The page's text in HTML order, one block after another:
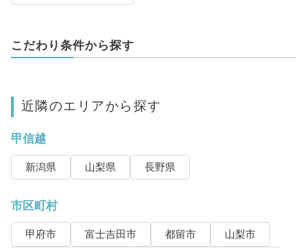
こだわり条件から探す
近隣のエリアから探す
甲信越
新潟県 山梨県 長野県
市区町村
甲府市 富士吉田市 都留市
山梨市